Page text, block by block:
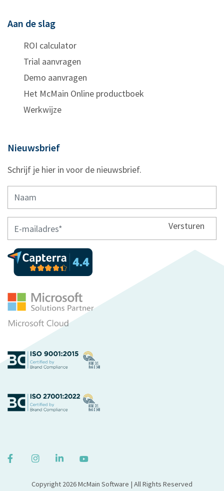
Aan de slag
ROI calculator
Trial aanvragen
Demo aanvragen
Het McMain Online productboek
Werkwijze
Nieuwsbrief
Schrijf je hier in voor de nieuwsbrief.
Versturen
Copyright 2026 McMain Software | All Rights Reserved